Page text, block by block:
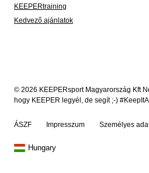
KEEPERtraining
Kedvező ajánlatok
© 2026 KEEPERsport Magyarország Kft
hogy KEEPER legyél, de segít ;-) #KeepItAll
ÁSZF Impresszum Személyes
Hungary